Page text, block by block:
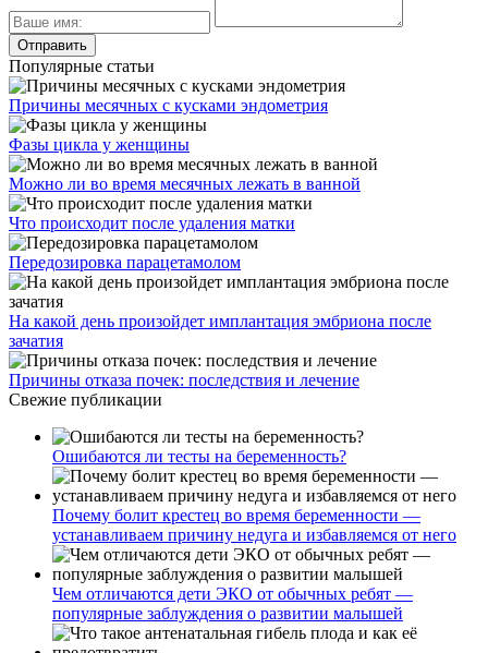
Популярные статьи
Причины месячных с кусками эндометрия
Фазы цикла у женщины
Можно ли во время месячных лежать в ванной
Что происходит после удаления матки
Передозировка парацетамолом
На какой день произойдет имплантация эмбриона после
зачатия
Причины отказа почек: последствия и лечение
Свежие публикации
Ошибаются ли тесты на беременность?
Почему болит крестец во время беременности —
устанавливаем причину недуга и избавляемся от него
Чем отличаются дети ЭКО от обычных ребят —
популярные заблуждения о развитии малышей